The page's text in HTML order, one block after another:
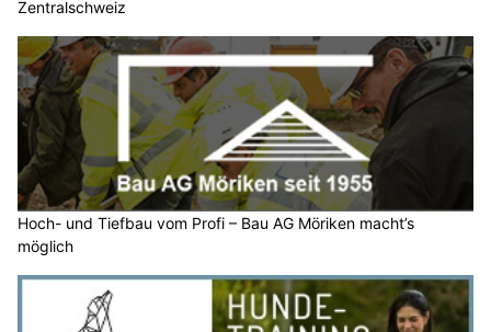
Zentralschweiz
Hoch- und Tiefbau vom Profi – Bau AG Möriken macht’s
möglich